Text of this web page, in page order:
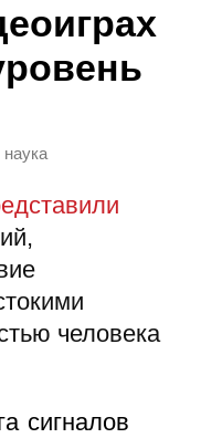
наука
человека
сигналов